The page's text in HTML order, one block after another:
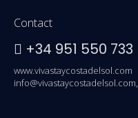
Contact
+34 951 550 733
www.vivastaycostadelsol.com
info@vivastaycostadelsol.com,